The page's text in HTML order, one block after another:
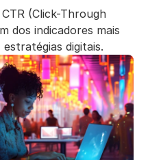
(Click-Through
dos indicadores mais
digitais.